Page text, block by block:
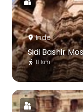
Inde
Sidi Bashir
1.1 km